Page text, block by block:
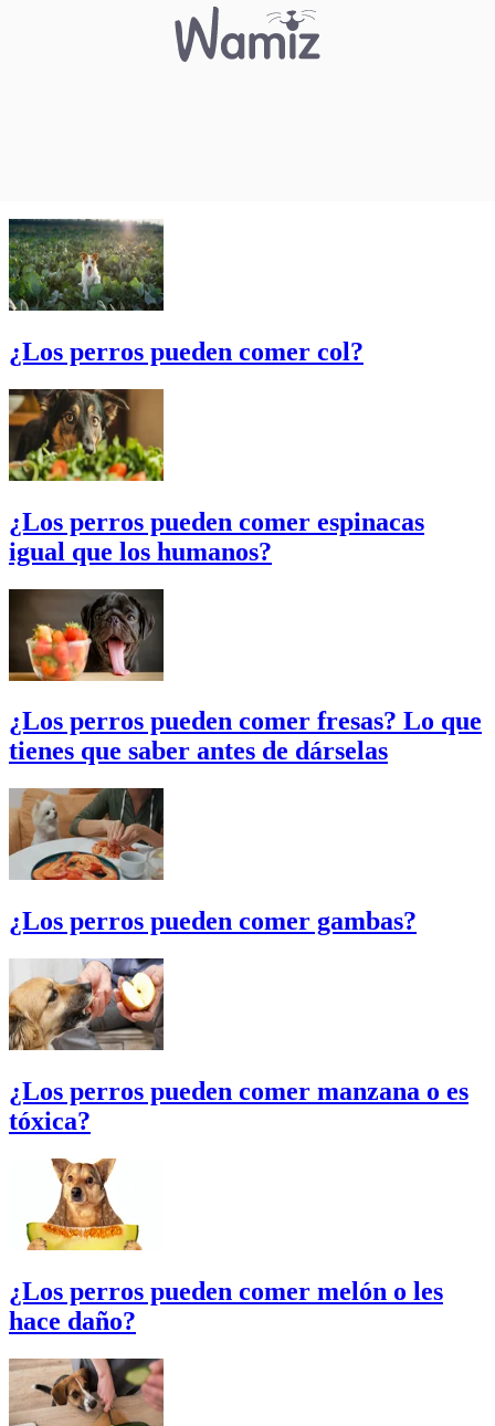
¿Los perros pueden comer col?
¿Los perros pueden comer espinacas
igual que los humanos?
¿Los perros pueden comer fresas? Lo que
tienes que saber antes de dárselas
¿Los perros pueden comer gambas?
¿Los perros pueden comer manzana o es
tóxica?
¿Los perros pueden comer melón o les
hace daño?